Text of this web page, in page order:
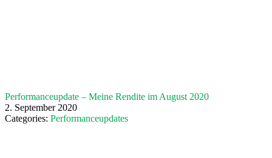
Performanceupdate – Meine Rendite im August 2020
2. September 2020
Categories: Performanceupdates